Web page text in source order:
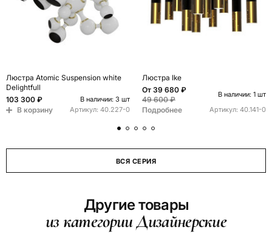
Люстра Atomic Suspension white
Delightfull
103 300 ₽
В наличии: 3 шт
В корзину Артикул: 40.227-0
Люстра Ike
От 39 680 ₽
49 600 ₽
В наличии: 1 шт
Подробнее Артикул: 40.141-0
ВСЯ СЕРИЯ
Другие товары
из категории Дизайнерские